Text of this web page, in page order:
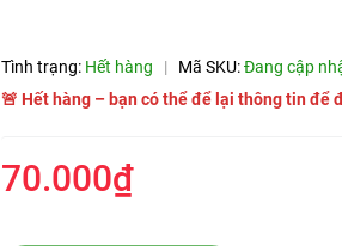
Tình trạng: Hết hàng | Mã SKU:Đang cập
🚨 Hết hàng – bạn có thể để lại thông tin để
70.000₫